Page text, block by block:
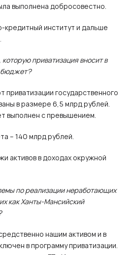
выполнена добросовестно.
институт и дальше
приватизация вносит в
бюджет?
приватизации государственного
в размере 6,5 млрд рублей.
выполнен с превышением.
– 140 млрд рублей.
активов в доходах окружной
по реализации неработающих
как Ханты-Мансийский
нашим активом и в
в программу приватизации.